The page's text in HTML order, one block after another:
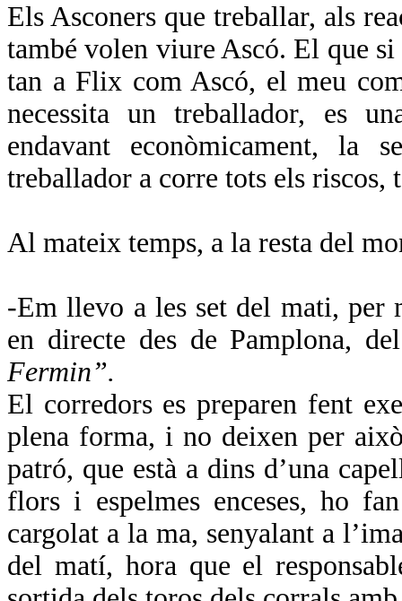
Els Asconers que treballar, als
també volen viure Ascó. El que si
tan a Flix com Ascó, el meu
necessita un treballador, es
endavant econòmicament,
treballador a corre tots els riscos,
Al mateix temps, a la resta del
-Em llevo a les set del mati, per
en directe des de Pamplona,
Fermin”.
El corredors es preparen fent
plena forma, i no deixen per
patró, que està a dins d’una
flors i espelmes enceses, ho
cargolat a la ma, senyalant a
del matí, hora que el